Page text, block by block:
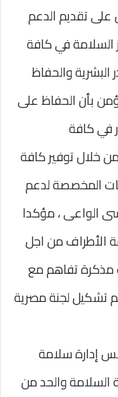
على تقديم الدعم
السلامة في كافة
والحفاظ
بأن الحفاظ على
في كافة
من خلال توفير كافة
المخصصة لدعم
الواعى ، مؤكدا
الأطراف من اجل
تفاهم مع
تشكيل لجنة مصرية
إدارة سلامة
السلامة والحد من